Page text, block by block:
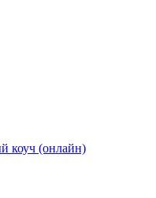
коуч (онлайн)